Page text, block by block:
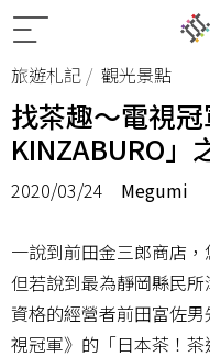
旅遊札記 觀光景點
找茶趣～電視
KINZABURO」
2020/03/24 Megumi
一說到前田金三郎商店
但若說到最為靜岡縣民
資格的經營者前田富佐
視冠軍》的「日本茶！